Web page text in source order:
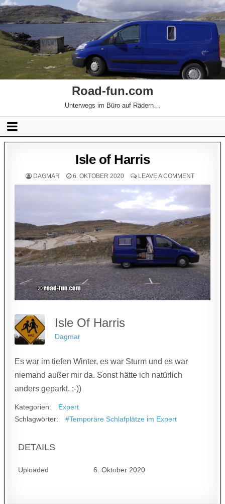
Road-fun.com
Unterwegs im Büro auf Rädern…
Isle of Harris
DAGMAR 6. OKTOBER 2020 LEAVE A COMMENT
Isle Of Harris
Dagmar
Es war im tiefen Winter, es war Sturm und es war
niemand außer mir da. Sonst hätte ich natürlich
anders geparkt. ;-))
Kategorien:
Expert
Schlagwörter:
#Temporäre Schlafplätze im Expert
DETAILS
Uploaded 6. Oktober 2020